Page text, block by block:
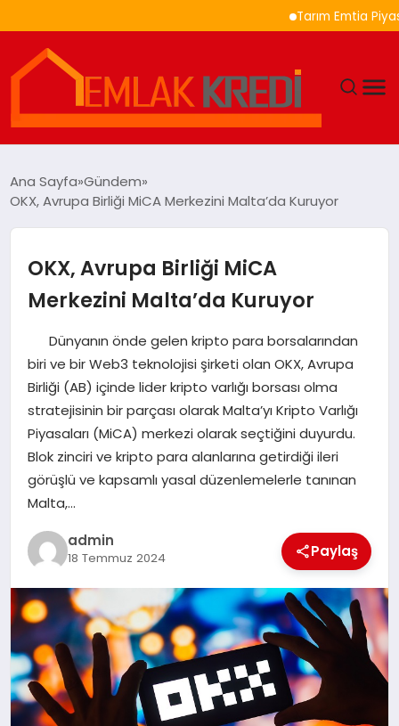
Tarım Emtia
EKONOMI
DÜNYA
EĞITIM
MAGAZIN
SAĞLIK
SIYASET
SPOR
TEKNOLOJI
Ana Sayfa Gündem
OKX, Avrupa Birliği MiCA Merkezini Malta’da Kuruyor
OKX, Avrupa Birliği MiCA
Merkezini Malta’da Kuruyor
Dünyanın önde gelen kripto para borsalarından
biri ve bir Web3 teknolojisi şirketi olan OKX, Avrupa
Birliği (AB) içinde lider kripto varlığı borsası olma
stratejisinin bir parçası olarak Malta’yı Kripto Varlığı
Piyasaları (MiCA) merkezi olarak seçtiğini duyurdu.
Blok zinciri ve kripto para alanlarına getirdiği ileri
görüşlü ve kapsamlı yasal düzenlemelerle tanınan
Malta,…
admin
18 Temmuz 2024 Paylaş